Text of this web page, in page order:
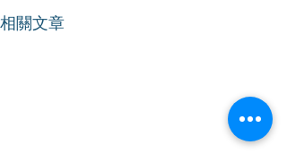
相關文章